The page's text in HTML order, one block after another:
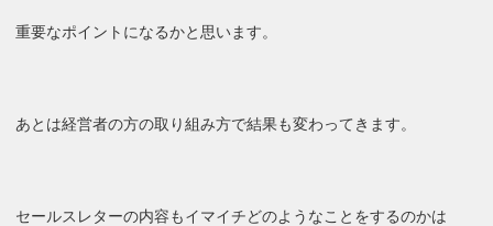
重要なポイントになるかと思います。
あとは経営者の方の取り組み方で結果も変わってきます。
セールスレターの内容もイマイチどのようなことをするのかは